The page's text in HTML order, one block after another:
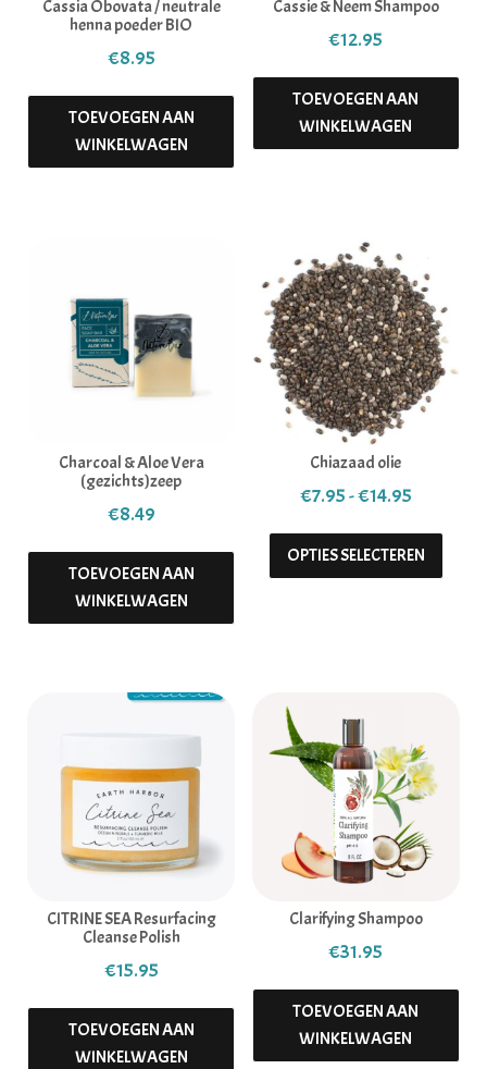
Cassia Obovata / neutrale
henna poeder BIO
€8.95
TOEVOEGEN AAN
WINKELWAGEN
Cassie & Neem Shampoo
€12.95
TOEVOEGEN AAN
WINKELWAGEN
Charcoal & Aloe Vera
(gezichts)zeep
€8.49
TOEVOEGEN AAN
WINKELWAGEN
Chiazaad olie
€7.95-€14.95
OPTIES SELECTEREN
Dit
CITRINE SEA Resurfacing
Cleanse Polish
€15.95
TOEVOEGEN AAN
WINKELWAGEN
Clarifying Shampoo
€31.95
TOEVOEGEN AAN
WINKELWAGEN